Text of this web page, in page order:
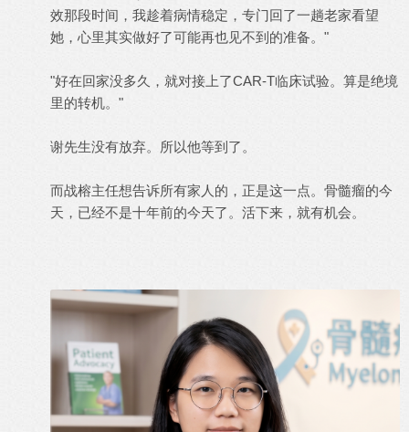
效那段时间，我趁着病情稳定，专门回了一趟老家看望
她，心里其实做好了可能再也见不到的准备。"
"好在回家没多久，就对接上了CAR-T临床试验。算是绝境
里的转机。"
谢先生没有放弃。所以他等到了。
而战榕主任想告诉所有家人的，正是这一点。骨髓瘤的今
天，已经不是十年前的今天了。活下来，就有机会。